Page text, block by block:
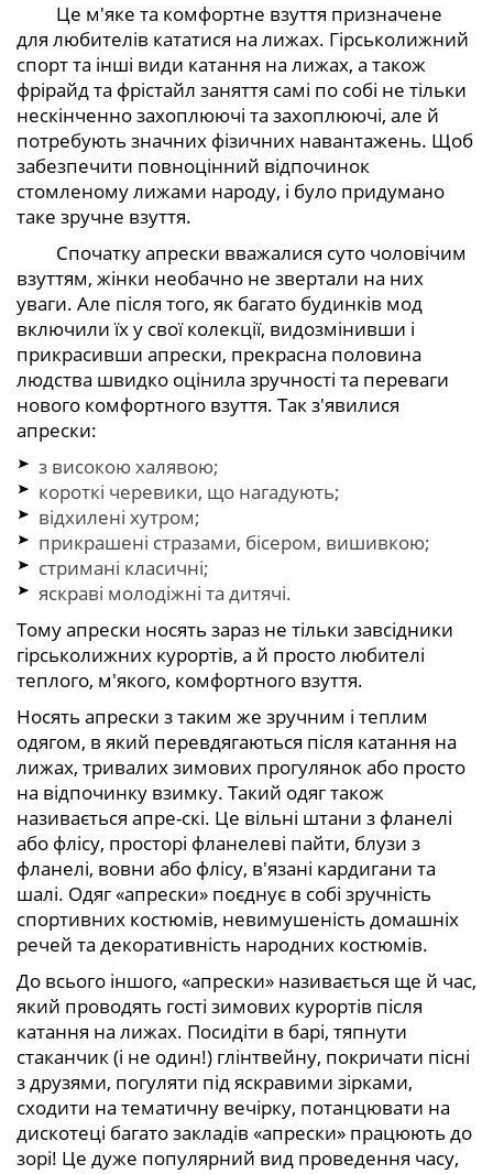
Це м'яке та комфортне взуття призначене
для любителів кататися на лижах. Гірськолижний
спорт та інші види катання на лижах, а також
фрірайд та фрістайл заняття самі по собі не тільки
нескінченно захоплюючі та захоплюючі, але й
потребують значних фізичних навантажень. Щоб
забезпечити повноцінний відпочинок
стомленому лижами народу, і було придумано
таке зручне взуття.
Спочатку апрески вважалися суто чоловічим
взуттям, жінки необачно не звертали на них
уваги. Але після того, як багато будинків мод
включили їх у свої колекції, видозмінивши і
прикрасивши апрески, прекрасна половина
людства швидко оцінила зручності та переваги
нового комфортного взуття. Так з'явилися
апрески:
з високою халявою;
короткі черевики, що нагадують;
відхилені хутром;
прикрашені стразами, бісером, вишивкою;
стримані класичні;
яскраві молодіжні та дитячі.
Тому апрески носять зараз не тільки завсідники
гірськолижних курортів, а й просто любителі
теплого, м'якого, комфортного взуття.
Носять апрески з таким же зручним і теплим
одягом, в який перевдягаються після катання на
лижах, тривалих зимових прогулянок або просто
на відпочинку взимку. Такий одяг також
називається апре-скі. Це вільні штани з фланелі
або флісу, просторі фланелеві пайти, блузи з
фланелі, вовни або флісу, в'язані кардигани та
шалі. Одяг «апрески» поєднує в собі зручність
спортивних костюмів, невимушеність домашніх
речей та декоративність народних костюмів.
До всього іншого, «апрески» називається ще й час,
який проводять гості зимових курортів після
катання на лижах. Посидіти в барі, тяпнути
стаканчик (і не один!) глінтвейну, покричати пісні
з друзями, погуляти під яскравими зірками,
сходити на тематичну вечірку, потанцювати на
дискотеці багато закладів «апрески» працюють до
зорі! Це дуже популярний вид проведення часу,